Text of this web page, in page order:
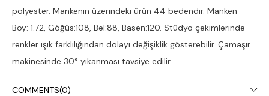
polyester. Mankenin üzerindeki ürün 44 bedendir. Manken
Boy: 1.72, Göğüs:108, Bel:88, Basen:120. Stüdyo çekimlerinde
renkler ışık farklılığından dolayı değişiklik gösterebilir. Çamaşır
makinesinde 30° yıkanması tavsiye edilir.
COMMENTS(0)